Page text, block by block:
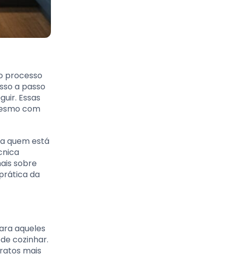
processo
a passo
Essas
com
quem está
sobre
da
aqueles
cozinhar.
mais